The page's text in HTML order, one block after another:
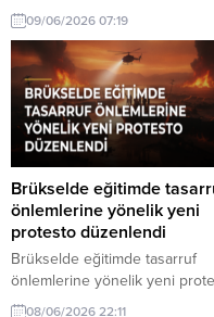
hakkında son gelişmeler.
Brüksel'de eğitimde tasarruf
önlemlerine karşı yeni bir
protesto düzenlendi.
eğitim bütçesindeki
kabul edilemez olduğunu
09/06/2026 07:19
Brükselde eğitimde
önlemlerine yönelik yeni
protesto düzenlendi
Brükselde eğitimde tasarruf
önlemlerine yönelik yeni
düzenlendi hakkında son
08/06/2026 22:11